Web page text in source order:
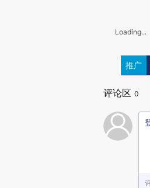
Loading...
推广
评论区 0